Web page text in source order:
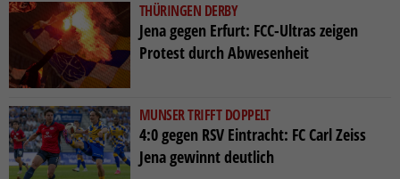
THÜRINGEN DERBY
Jena gegen Erfurt: FCC-Ultras zeigen
Protest durch Abwesenheit
MUNSER TRIFFT DOPPELT
4:0 gegen RSV Eintracht: FC Carl Zeiss
Jena gewinnt deutlich